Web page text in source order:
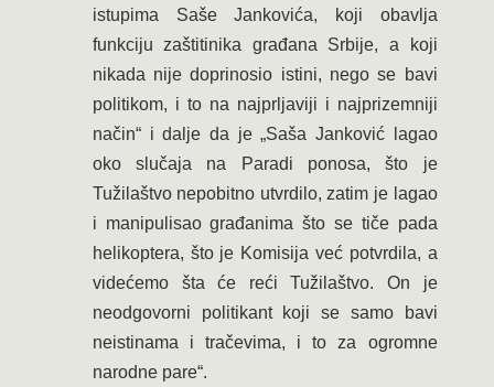
istupima Saše Jankovića, koji obavlja
funkciju zaštitinika građana Srbije, a koji
nikada nije doprinosio istini, nego se bavi
politikom, i to na najprljaviji i najprizemniji
način“ i dalje da je „Saša Janković lagao
oko slučaja na Paradi ponosa, što je
Tužilaštvo nepobitno utvrdilo, zatim je lagao
i manipulisao građanima što se tiče pada
helikoptera, što je Komisija već potvrdila, a
videćemo šta će reći Tužilaštvo. On je
neodgovorni politikant koji se samo bavi
neistinama i tračevima, i to za ogromne
narodne pare“.